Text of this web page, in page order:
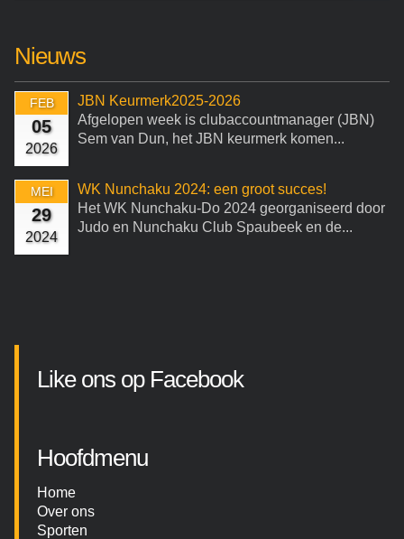
Nieuws
FEB
05
2026
JBN Keurmerk2025-2026
Afgelopen week is clubaccountmanager (JBN)
Sem van Dun, het JBN keurmerk komen...
MEI
29
2024
WK Nunchaku 2024: een groot succes!
Het WK Nunchaku-Do 2024 georganiseerd door
Judo en Nunchaku Club Spaubeek en de...
Like ons op Facebook
Hoofdmenu
Home
Over ons
Sporten